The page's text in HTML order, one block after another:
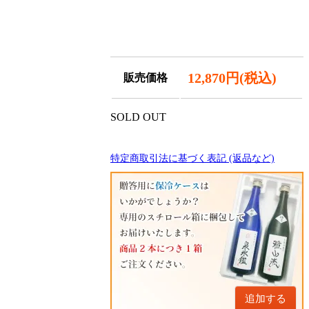
販売価格 12,870円(税込)
SOLD OUT
特定商取引法に基づく表記 (返品など)
追加する